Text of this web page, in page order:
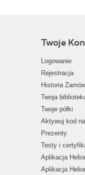
Twoje
Logowanie
Rejestracja
Historia
Twoja
Twoje półki
Aktywuj kod
Prezenty
Testy i
Aplikacja
Aplikacja